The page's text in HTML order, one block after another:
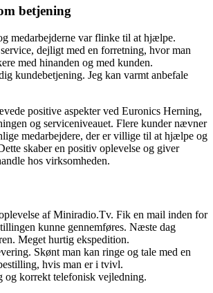
betjening
medarbejderne var flinke til at hjælpe.
dejligt med en forretning, hvor man
med hinanden og med kunden.
kundebetjening. Jeg kan varmt anbefale
positive aspekter ved Euronics Herning,
og serviceniveauet. Flere kunder nævner
medarbejdere, der er villige til at hjælpe og
skaber en positiv oplevelse og giver
hos virksomheden.
af Miniradio.Tv. Fik en mail inden for
kunne gennemføres. Næste dag
Meget hurtig ekspedition.
Skønt man kan ringe og tale med en
hvis man er i tvivl.
og korrekt telefonisk vejledning.